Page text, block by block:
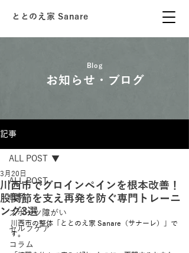
ととのえ家 Sanare
Blog
お知らせ・ブログ
記事
ALL POST
症例
スポーツ障がい
セルフケア
コラム
ALL POST
川西市でグロインペインを根本改善！
股関節を支え再発を防ぐ専門トレーニ
ング3選
3月20日
川西市の整体「ととのえ家 Sanare（サナーレ）」で
す。